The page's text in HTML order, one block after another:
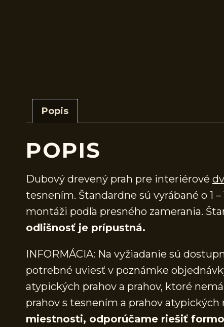
Popis
POPIS
Dubový drevený prah pre interiérové
tesnením. Štandardne sú vyrábané o 1
montáži podľa presného zamerania.
odlišnosť je prípustná.
INFORMÁCIA: Na vyžiadanie sú
potrebné uviesť v poznámke
atypických prahov a prahov, ktoré
prahov s tesnením a prahov
miestnosti, odporúčame riešiť